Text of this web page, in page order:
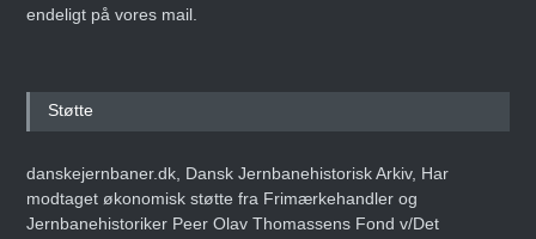
endeligt på vores mail.
Støtte
danskejernbaner.dk, Dansk Jernbanehistorisk Arkiv, Har
modtaget økonomisk støtte fra Frimærkehandler og
Jernbanehistoriker Peer Olav Thomassens Fond v/Det